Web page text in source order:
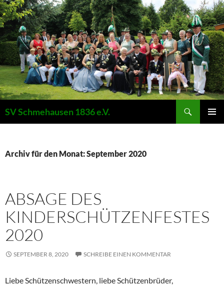
SV Schmehausen 1836 e.V.
Archiv für den Monat: September 2020
ABSAGE DES
KINDERSCHÜTZENFESTES
2020
SEPTEMBER 8, 2020 SCHREIBE EINEN KOMMENTAR
Liebe Schützenschwestern, liebe Schützenbrüder,